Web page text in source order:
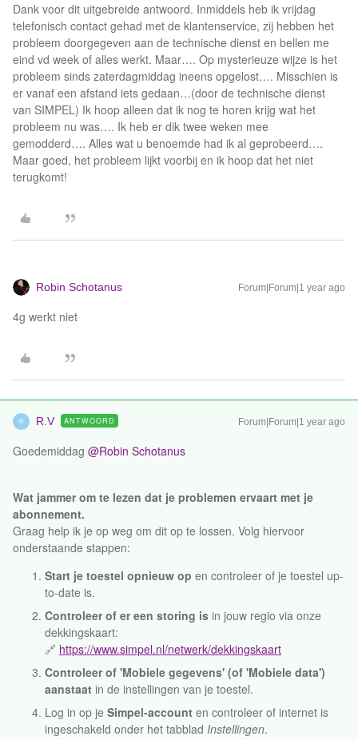
Dank voor dit uitgebreide antwoord. Inmiddels heb ik vrijdag
telefonisch contact gehad met de klantenservice, zij hebben het
probleem doorgegeven aan de technische dienst en bellen me
eind vd week of alles werkt. Maar…. Op mysterieuze wijze is het
probleem sinds zaterdagmiddag ineens opgelost…. Misschien is
er vanaf een afstand iets gedaan…(door de technische dienst
van SIMPEL) Ik hoop alleen dat ik nog te horen krijg wat het
probleem nu was…. Ik heb er dik twee weken mee
gemodderd…. Alles wat u benoemde had ik al geprobeerd….
Maar goed, het probleem lijkt voorbij en ik hoop dat het niet
terugkomt!
Robin Schotanus Forum|Forum|1 year ago
4g werkt niet
R R.V ANTWOORD Forum|Forum|1 year ago
Goedemiddag ​ @Robin Schotanus
Wat jammer om te lezen dat je problemen ervaart met je
abonnement.
Graag help ik je op weg om dit op te lossen. Volg hiervoor
onderstaande stappen:
Start je toestel opnieuw op en controleer of je toestel up-
to-date is.
Controleer of er een storing is in jouw regio via onze
dekkingskaart:
🔗 https://www.simpel.nl/netwerk/dekkingskaart
Controleer of 'Mobiele gegevens' (of 'Mobiele data')
aanstaat in de instellingen van je toestel.
Log in op je Simpel-account en controleer of internet is
ingeschakeld onder het tabblad Instellingen.